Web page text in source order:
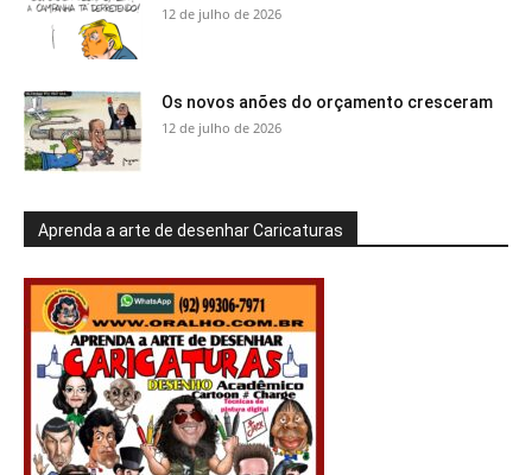
12 de julho de 2026
Os novos anões do orçamento cresceram
12 de julho de 2026
Aprenda a arte de desenhar Caricaturas